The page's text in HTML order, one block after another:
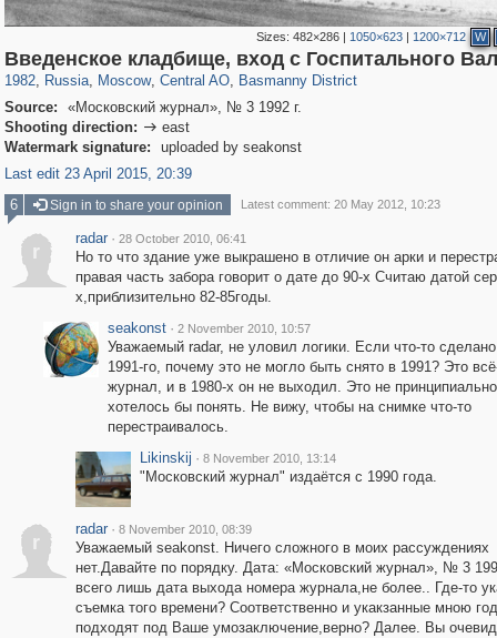
Sizes: 482×286| 1050×623| 1200×712 W
Введенское кладбище, вход с Госпитального
1982, Russia
1,407,361 29,248
, Moscow
319,882 8,286
, Central AO
160,021 5,916
, Basmanny District
13,204 520
Source:
«Московский журнал», № 3 1992 г.
Shooting direction:  east
Watermark signature:
uploaded by seakonst
Last edit 23 April 2015, 20:39
6
Sign in to share your opinion Latest comment: 20 May 2012, 10:23
r
radar · 28 October 2010, 06:41
Но то что здание уже выкрашено в отличие он арки и
правая часть забора говорит о дате до 90-х Считаю датой
х,приблизительно 82-85годы.
seakonst · 2 November 2010, 10:57
Уважаемый radar, не уловил логики. Если что-то
1991-го, почему это не могло быть снято в 1991? Это
журнал, и в 1980-х он не выходил. Это не
хотелось бы понять. Не вижу, чтобы на снимке что-то
перестраивалось.
Likinskij · 8 November 2010, 13:14
"Московский журнал" издаётся с 1990 года.
r
radar · 8 November 2010, 08:39
Уважаемый seakonst. Ничего сложного в моих рассуждениях
нет.Давайте по порядку. Дата: «Московский журнал», № 3
всего лишь дата выхода номера журнала,не более.. Где-то
съемка того времени? Соответственно и укакзанные мною
подходят под Ваше умозаключение,верно? Далее. Вы